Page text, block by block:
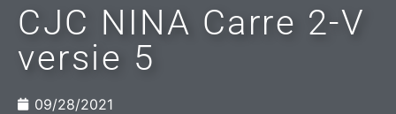
CJC NINA Carre 2-V
versie 5
09/28/2021